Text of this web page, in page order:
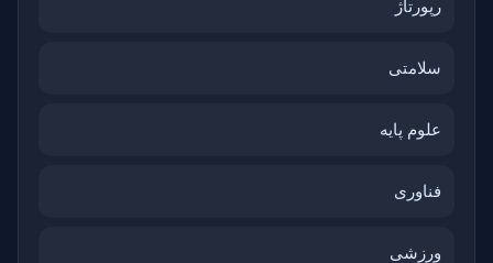
رپورتاژ
سلامتی
علوم پایه
فناوری
ورزشی